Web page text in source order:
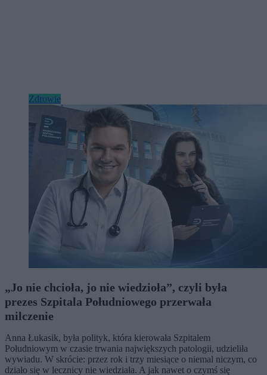
Zdrowie
„Jo nie chcioła, jo nie wiedzioła”, czyli była
prezes Szpitala Południowego przerwała
milczenie
Anna Łukasik, była polityk, która kierowała Szpitalem
Południowym w czasie trwania największych patologii, udzieliła
wywiadu. W skrócie: przez rok i trzy miesiące o niemal niczym, co
działo się w lecznicy nie wiedziała. A jak nawet o czymś się